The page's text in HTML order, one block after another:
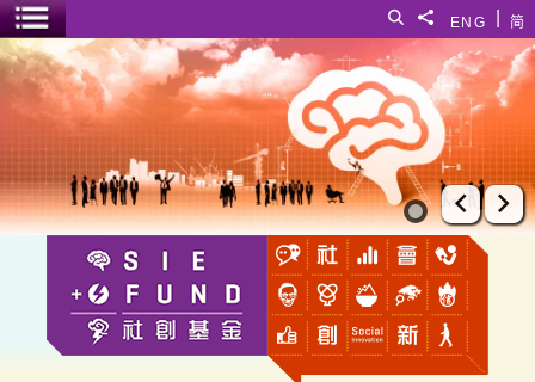
简
ENG
分享給
搜尋
選單開關
樂齡科技平台
上一張
下